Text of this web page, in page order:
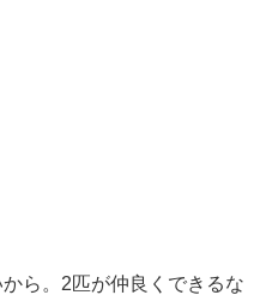
ら。2匹が仲良くできるな